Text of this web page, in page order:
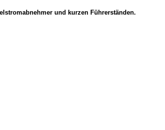
und kurzen Führerständen.